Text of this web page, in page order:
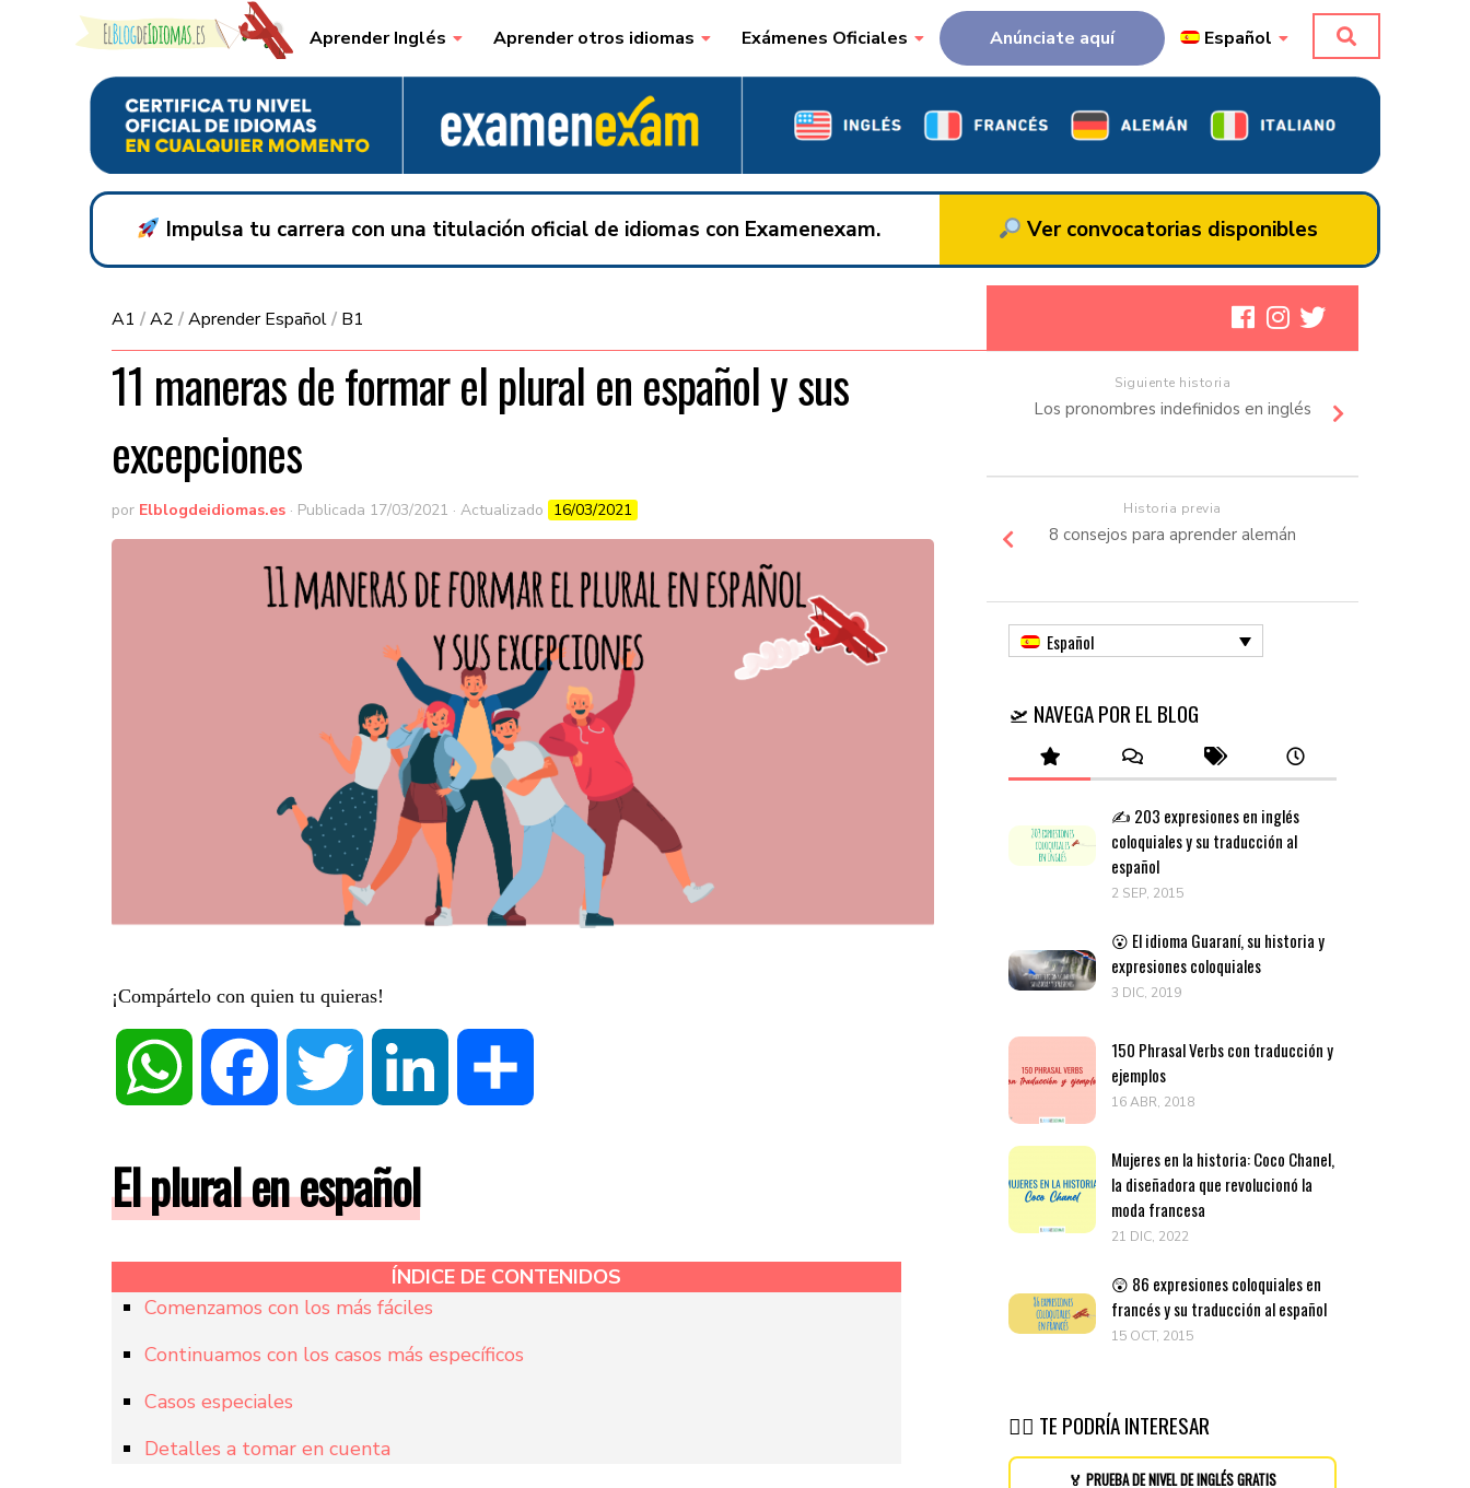
Skip to content Aprender Inglés Aprender otros idiomas Exámenes Oficiales Anúnciate aquí Español
Impulsa tu carrera con una titulación oficial de idiomas con Examenexam. Ver convocatorias disponibles
A1 /A2 /Aprender Español/ B1
11 maneras de formar el plural en español y sus
excepciones
por Elblogdeidiomas.es · Publicada 17/03/2021 · Actualizado 16/03/2021
¡Compártelo con quien tu quieras!
WhatsApp Facebook LinkedIn
El plural en español
ÍNDICE DE CONTENIDOS
Comenzamos con los más fáciles
Continuamos con los casos más específicos
Casos especiales
Detalles a tomar en cuenta
Siguiente historia
Los pronombres indefinidos en inglés
Historia previa
8 consejos para aprender alemán
Español
🛫 NAVEGA POR EL BLOG
✍️ 203 expresiones en inglés
coloquiales y su traducción al
español
2 SEP, 2015
😮 El idioma Guaraní, su historia y
expresiones coloquiales
3 DIC, 2019
150 Phrasal Verbs con traducción y
ejemplos
16 ABR, 2018
Mujeres en la historia: Coco Chanel,
la diseñadora que revolucionó la
moda francesa
21 DIC, 2022
😲 86 expresiones coloquiales en
francés y su traducción al español
15 OCT, 2015
👉🏽 TE PODRÍA INTERESAR
🏅 PRUEBA DE NIVEL DE INGLÉS GRATIS